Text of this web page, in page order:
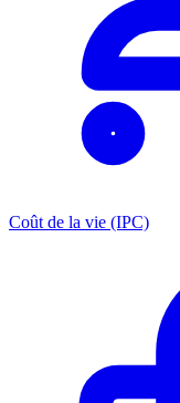
Coût de la vie (IPC)